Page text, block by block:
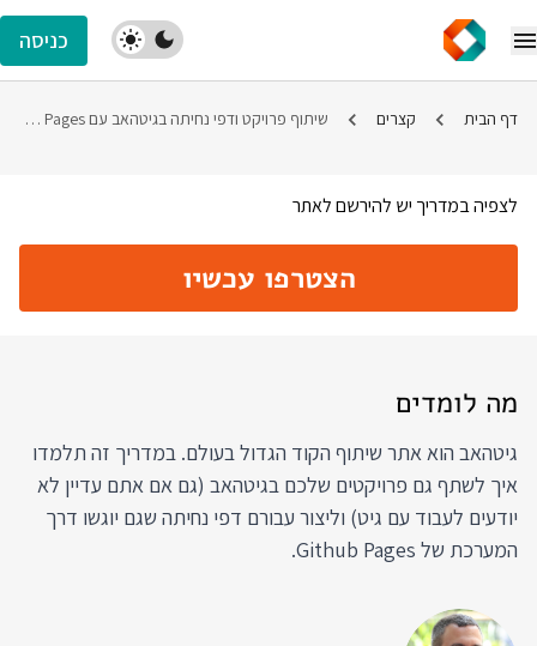
כניסה
דף הבית קצרים שיתוף פרויקט ודפי נחיתה בגיטהאב עם Github Pages: קורס אונליין בעברית
מה לומדים
גיטהאב הוא אתר שיתוף הקוד הגדול בעולם. במדריך זה תלמדו
איך לשתף גם פרויקטים שלכם בגיטהאב (גם אם אתם עדיין לא
יודעים לעבוד עם גיט) וליצור עבורם דפי נחיתה שגם יוגשו דרך
המערכת של Github Pages.
לצפיה במדריך יש להירשם לאתר
הצטרפו עכשיו